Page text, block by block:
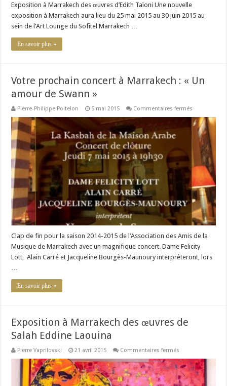
Exposition à Marrakech des œuvres d’Edith Taïoni Une nouvelle
exposition à Marrakech aura lieu du 25 mai 2015 au 30 juin 2015 au
sein de l’Art Lounge du Sofitel Marrakech …
En savoir plus »
Votre prochain concert à Marrakech : « Un
amour de Swann »
Pierre-Philippe Poitelon 5 mai 2015 Commentaires fermés
prochain
concert
Marrakech :
« Un
amour
de
Swann »
Clap de fin pour la saison 2014-2015 de l’Association des Amis de la
Musique de Marrakech avec un magnifique concert. Dame Felicity
Lott, Alain Carré et Jacqueline Bourgès-Maunoury interprèteront, lors
…
En savoir plus »
Exposition à Marrakech des œuvres de
Salah Eddine Laouina
Pierre Vaprilovski 21 avril 2015 Commentaires fermés
à
Marrakech
des
œuvres